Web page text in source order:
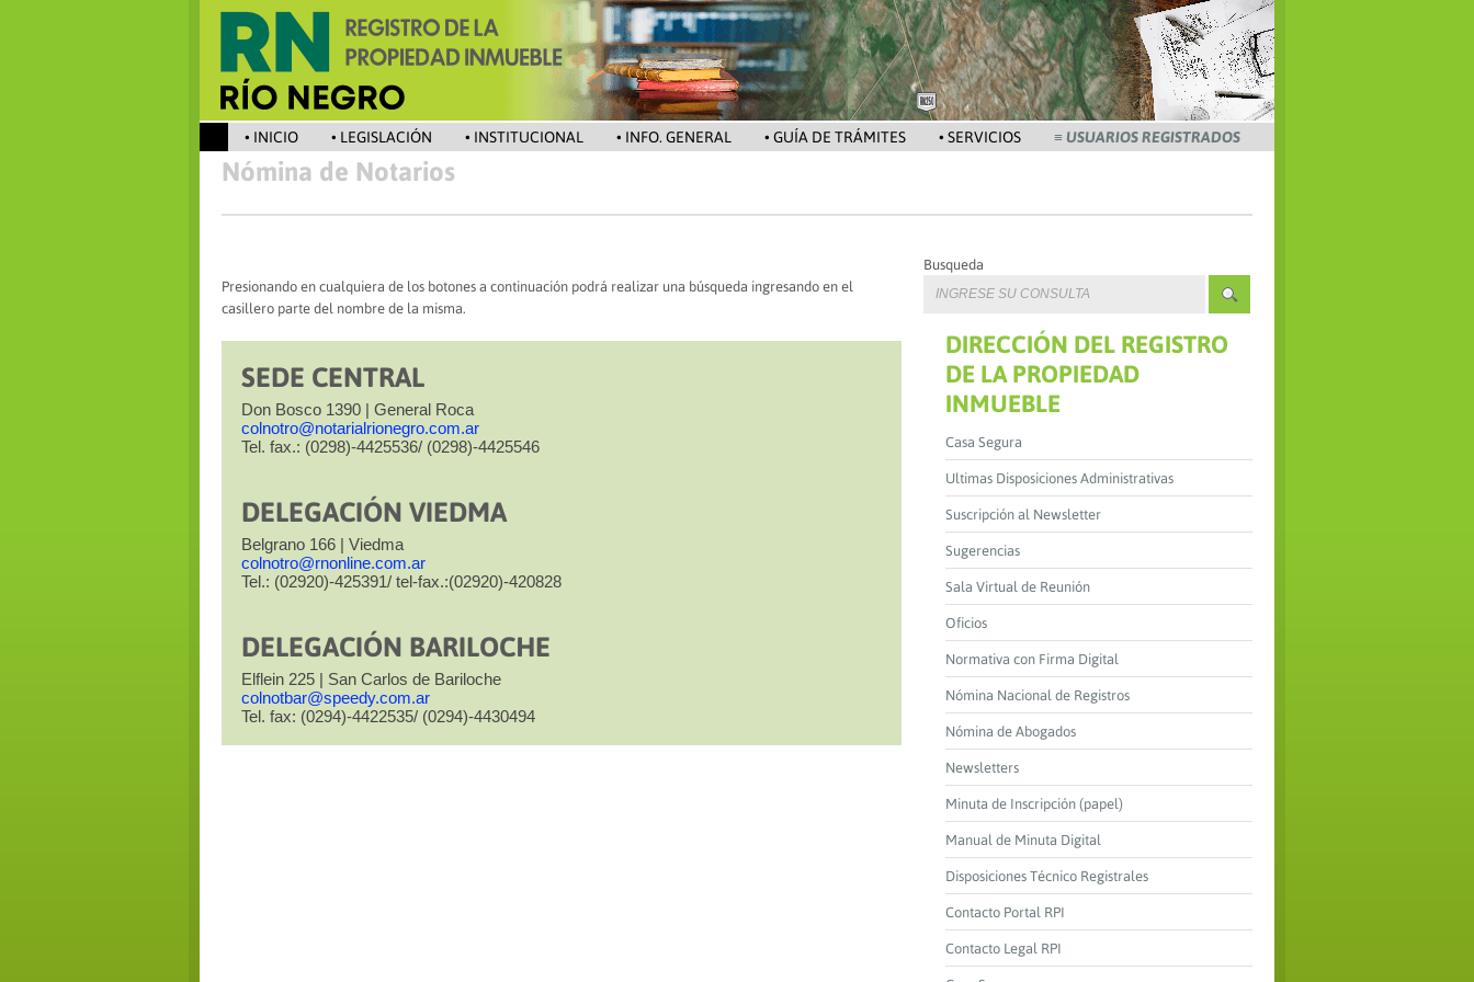
• INICIO • LEGISLACIÓN • INSTITUCIONAL • INFO. GENERAL • GUÍA DE TRÁMITES • SERVICIOS ≡ USUARIOS REGISTRADOS
Nómina de Notarios
Presionando en cualquiera de los botones a continuación podrá realizar una búsqueda ingresando en el
casillero parte del nombre de la misma.
SEDE CENTRAL
Don Bosco 1390 | General Roca
colnotro@notarialrionegro.com.ar
Tel. fax.: (0298)-4425536/ (0298)-4425546
DELEGACIÓN VIEDMA
Belgrano 166 | Viedma
colnotro@rnonline.com.ar
Tel.: (02920)-425391/ tel-fax.:(02920)-420828
DELEGACIÓN BARILOCHE
Elflein 225 | San Carlos de Bariloche
colnotbar@speedy.com.ar
Tel. fax: (0294)-4422535/ (0294)-4430494
Busqueda
DIRECCIÓN DEL REGISTRO
DE LA PROPIEDAD
INMUEBLE
Casa Segura
Ultimas Disposiciones Administrativas
Suscripción al Newsletter
Sugerencias
Sala Virtual de Reunión
Oficios
Normativa con Firma Digital
Nómina Nacional de Registros
Nómina de Abogados
Newsletters
Minuta de Inscripción (papel)
Manual de Minuta Digital
Disposiciones Técnico Registrales
Contacto Portal RPI
Contacto Legal RPI